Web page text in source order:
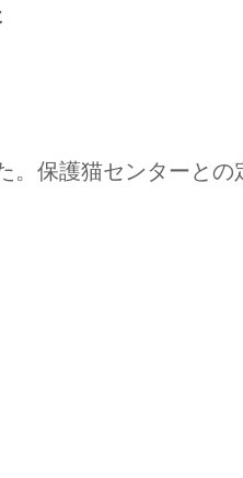
。保護猫センターとの